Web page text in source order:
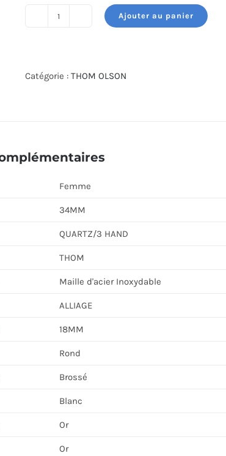
OLSON
Ajouter au panier
Catégorie : THOM OLSON
Femme
34MM
QUARTZ/3 HAND
THOM
Maille d'acier Inoxydable
ALLIAGE
18MM
Rond
Brossé
Blanc
Or
Or